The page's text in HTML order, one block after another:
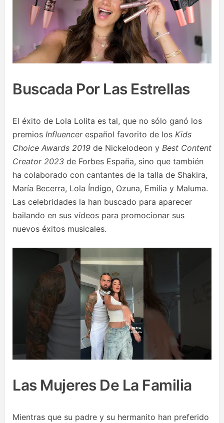
Buscada Por Las Estrellas
El éxito de Lola Lolita es tal, que no sólo ganó los
premios Influencerespañol favorito de los Kids
Choice Awards 2019 de Nickelodeon y Best Content
Creator 2023 de Forbes España, sino que también
ha colaborado con cantantes de la talla de Shakira,
María Becerra, Lola Índigo, Ozuna, Emilia y Maluma.
Las celebridades la han buscado para aparecer
bailando en sus vídeos para promocionar sus
nuevos éxitos musicales.
Las Mujeres De La Familia
Mientras que su padre y su hermanito han preferido